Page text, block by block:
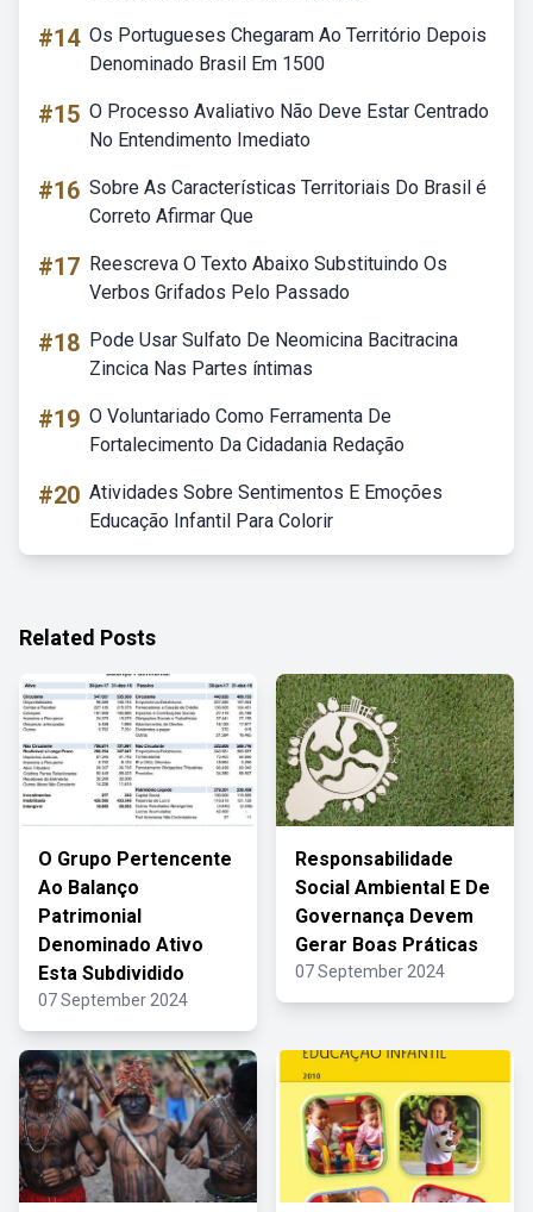
#14 Os Portugueses Chegaram Ao Território Depois
Denominado Brasil Em 1500
#15 O Processo Avaliativo Não Deve Estar Centrado
No Entendimento Imediato
#16 Sobre As Características Territoriais Do Brasil é
Correto Afirmar Que
#17 Reescreva O Texto Abaixo Substituindo Os
Verbos Grifados Pelo Passado
#18 Pode Usar Sulfato De Neomicina Bacitracina
Zincica Nas Partes íntimas
#19 O Voluntariado Como Ferramenta De
Fortalecimento Da Cidadania Redação
#20 Atividades Sobre Sentimentos E Emoções
Educação Infantil Para Colorir
Related Posts
O Grupo Pertencente
Ao Balanço
Patrimonial
Denominado Ativo
Esta Subdividido
07 September 2024
Responsabilidade
Social Ambiental E De
Governança Devem
Gerar Boas Práticas
07 September 2024